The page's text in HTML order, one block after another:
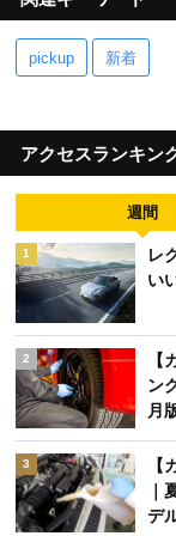
pickup 新着
アクセスランキン
週間
1
レ
い
2
ン
月
3
デ